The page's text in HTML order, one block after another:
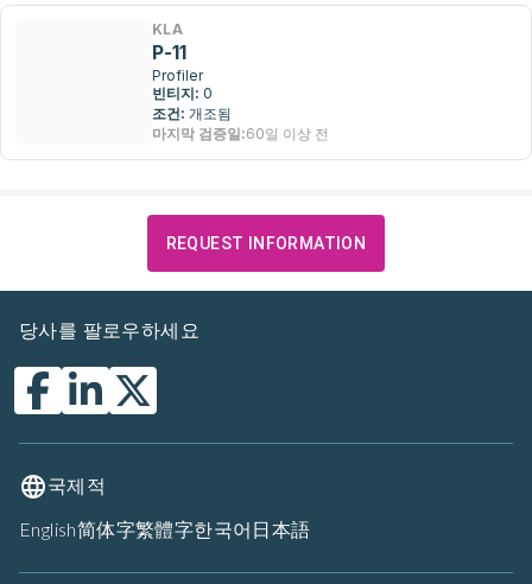
KLA
P-11
Profiler
빈티지: 0
조건: 개조됨
마지막 검증일:60일 이상 전
REQUEST INFORMATION
당사를 팔로우하세요
국제적
English简体字繁體字한국어 日本語